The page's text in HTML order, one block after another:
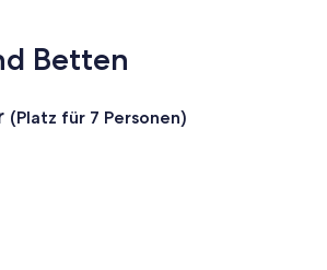
Betten
(Platz für 7 Personen)